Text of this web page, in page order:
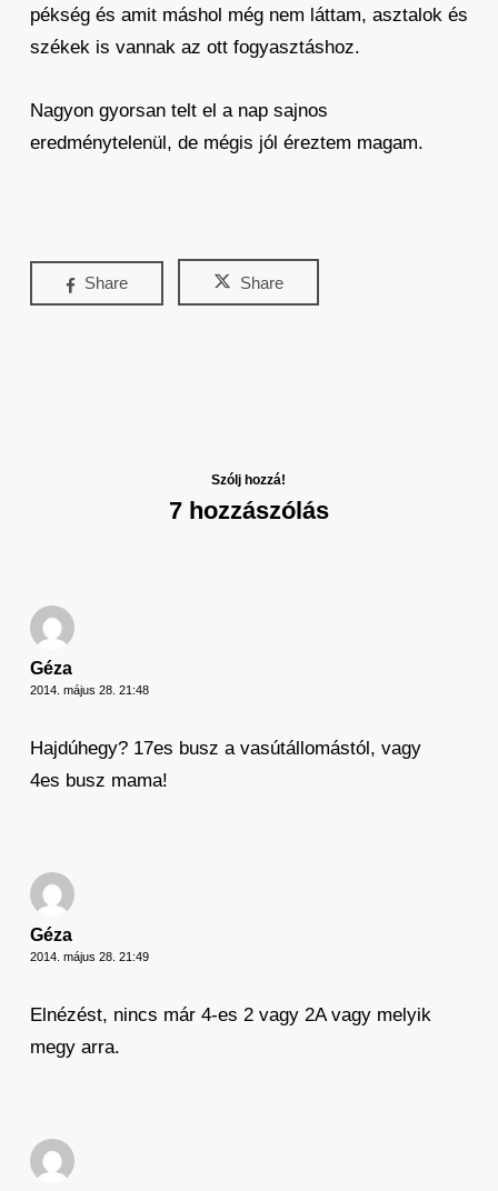
pékség és amit máshol még nem láttam, asztalok és
székek is vannak az ott fogyasztáshoz.
Nagyon gyorsan telt el a nap sajnos
eredménytelenül, de mégis jól éreztem magam.
Share Share
Szólj hozzá!
7 hozzászólás
Géza
2014. május 28. 21:48
Hajdúhegy? 17es busz a vasútállomástól, vagy
4es busz mama!
Géza
2014. május 28. 21:49
Elnézést, nincs már 4-es 2 vagy 2A vagy melyik
megy arra.